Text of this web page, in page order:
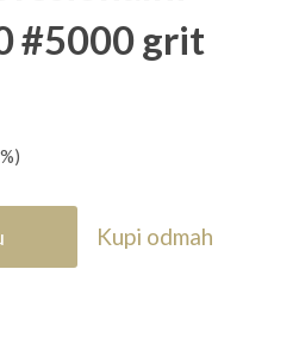
#5000 grit
Kupi odmah